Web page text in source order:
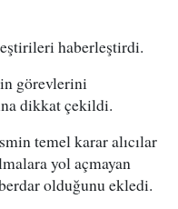
haberleştirdi.
görevlerini
dikkat çekildi.
temel karar alıcılar
yol açmayan
olduğunu ekledi.